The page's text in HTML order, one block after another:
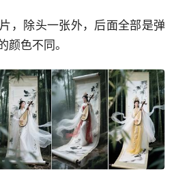
，除头一张外，后面全部是弹
颜色不同。